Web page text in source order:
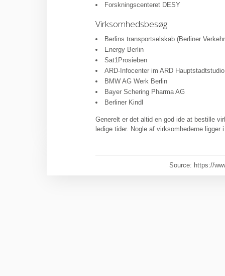
Forskningscenteret DESY
Virksomhedsbesøg:
Berlins transportselskab (Berliner
Energy Berlin
Sat1Prosieben
ARD-Infocenter im ARD Hauptstadtstudio
BMW AG Werk Berlin
Bayer Schering Pharma AG
Berliner Kindl
Generelt er det altid en god ide at bestille
ledige tider. Nogle af virksomhederne ligger
Source: https://